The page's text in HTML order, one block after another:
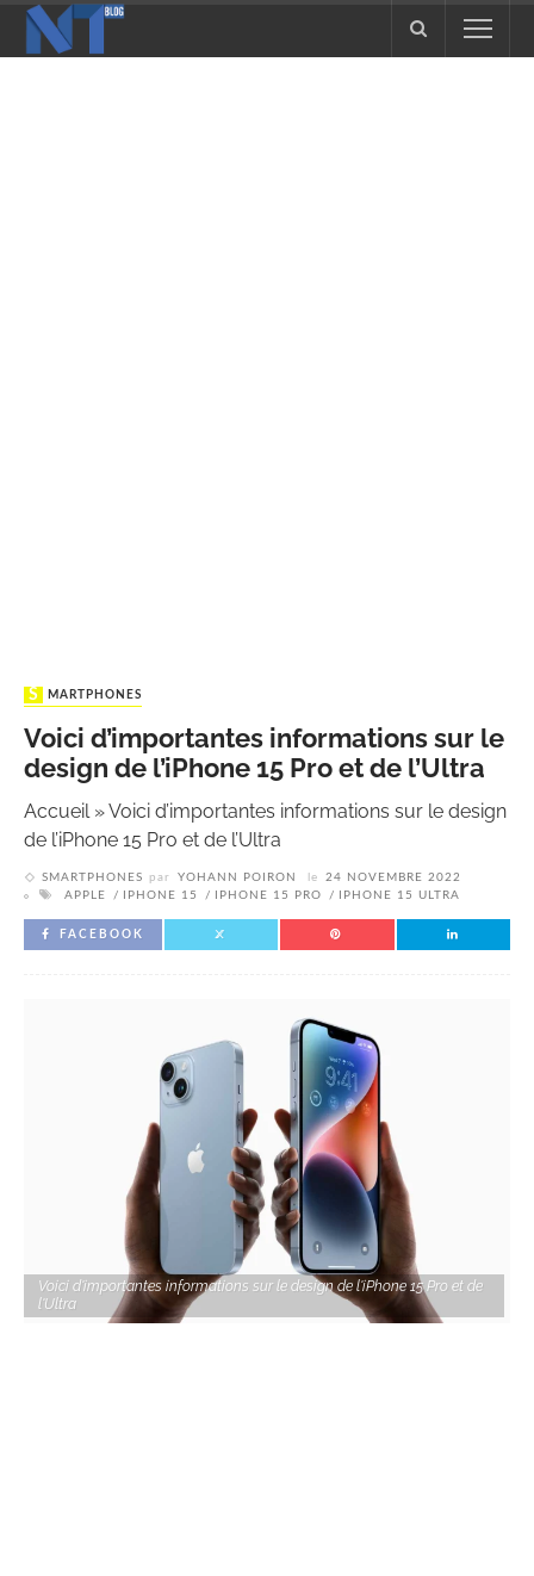
SMARTPHONES
Voici d’importantes informations sur le
design de l’iPhone 15 Pro et de l’Ultra
Accueil»Voici d’importantes informations sur le design
de l’iPhone 15 Pro et de l’Ultra
SMARTPHONES par YOHANN POIRON le
24 NOVEMBRE 2022
APPLE
IPHONE 15 IPHONE 15 PRO IPHONE 15 ULTRA
FACEBOOK
Voici d'importantes informations sur le design de l'iPhone 15 Pro et de
l'Ultra